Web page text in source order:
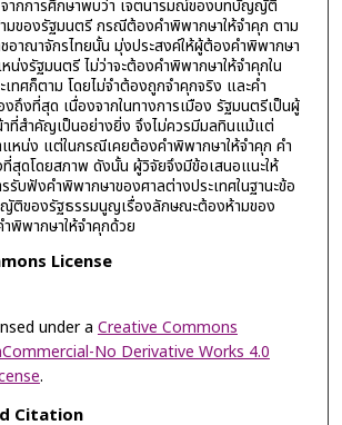
ากการศึกษาพบว่า เจตนารมณ์ของบทบัญญัติ
มของรัฐมนตรี กรณีต้องคำพิพากษาให้จำคุก ตาม
าณาจักรไทยนั้น มุ่งประสงค์ให้ผู้ต้องคำพิพากษา
น่งรัฐมนตรี ไม่ว่าจะต้องคำพิพากษาให้จำคุกใน
เทศก็ตาม โดยไม่จำต้องถูกจำคุกจริง และคำ
ถึงที่สุด เนื่องจากในทางการเมือง รัฐมนตรีเป็นผู้
ที่สำคัญเป็นอย่างยิ่ง จึงไม่ควรมีมลทินแม้แต่
หน่ง แต่ในกรณีเคยต้องคำพิพากษาให้จำคุก คำ
ดโดยสภาพ ดังนั้น ผู้วิจัยจึงมีข้อเสนอแนะให้
รรับฟังคำพิพากษาของศาลต่างประเทศในฐานะข้อ
ญัติของรัฐธรรมนูญเรื่องลักษณะต้องห้ามของ
พากษาให้จำคุกด้วย
License
under a Creative Commons
No Derivative Works 4.0
.
Citation